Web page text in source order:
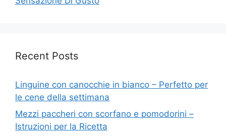
Recent Posts
Linguine con canocchie in bianco – Perfetto per
le cene della settimana
Mezzi paccheri con scorfano e pomodorini –
Istruzioni per la Ricetta